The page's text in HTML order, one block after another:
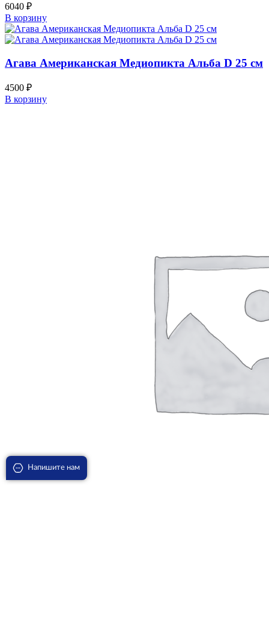
6040 ₽
В корзину
Агава Американская Медиопикта Альба D 25 см
4500 ₽
В корзину
Напишите нам